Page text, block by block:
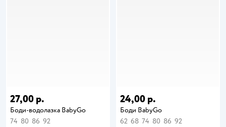
27,00 р.
Боди-водолазка BabyGo
74 80 86 92
24,00 р.
Боди BabyGo
62 68 74 80 86 92